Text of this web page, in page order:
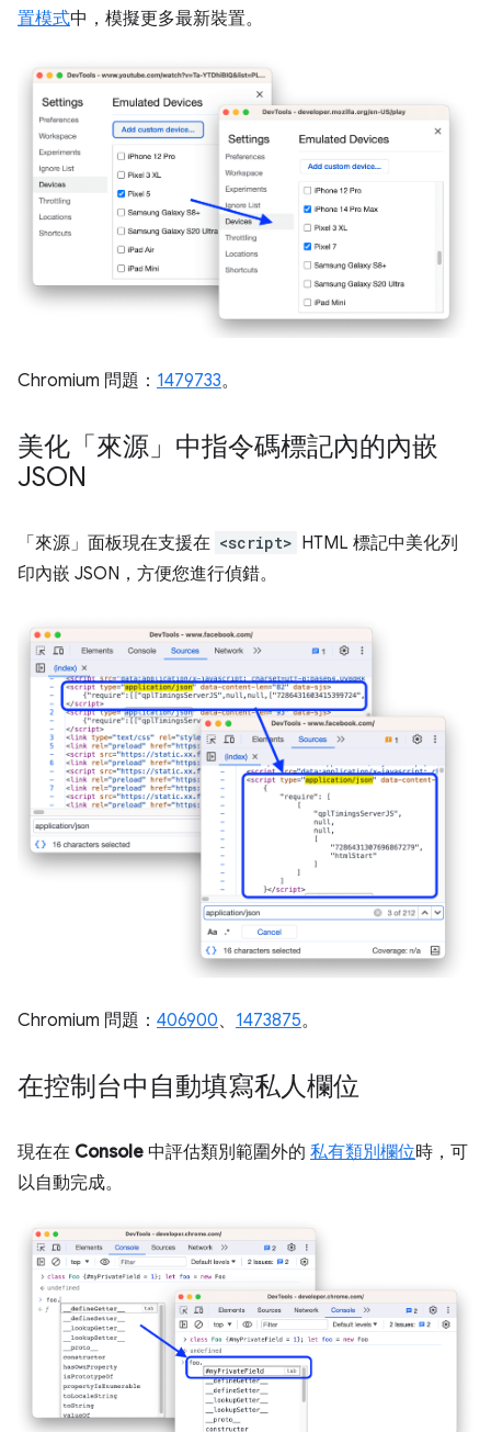
置模式中，模擬更多最新裝置。
Chromium 問題： 1479733。
美化「來源」中指令碼標記內的內嵌
JSON
「來源」 面板現在支援在 <script> HTML 標記中美化列
印內嵌 JSON，方便您進行偵錯。
Chromium 問題： 406900、 1473875。
在控制台中自動填寫私人欄位
現在在 Console 中評估類別範圍外的 私有類別欄位時，可
以自動完成。